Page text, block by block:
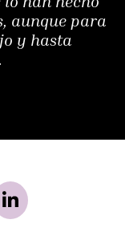
aunque para
y hasta